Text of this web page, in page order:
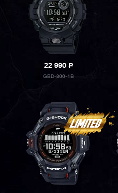
22 990P
GBD-800-1B